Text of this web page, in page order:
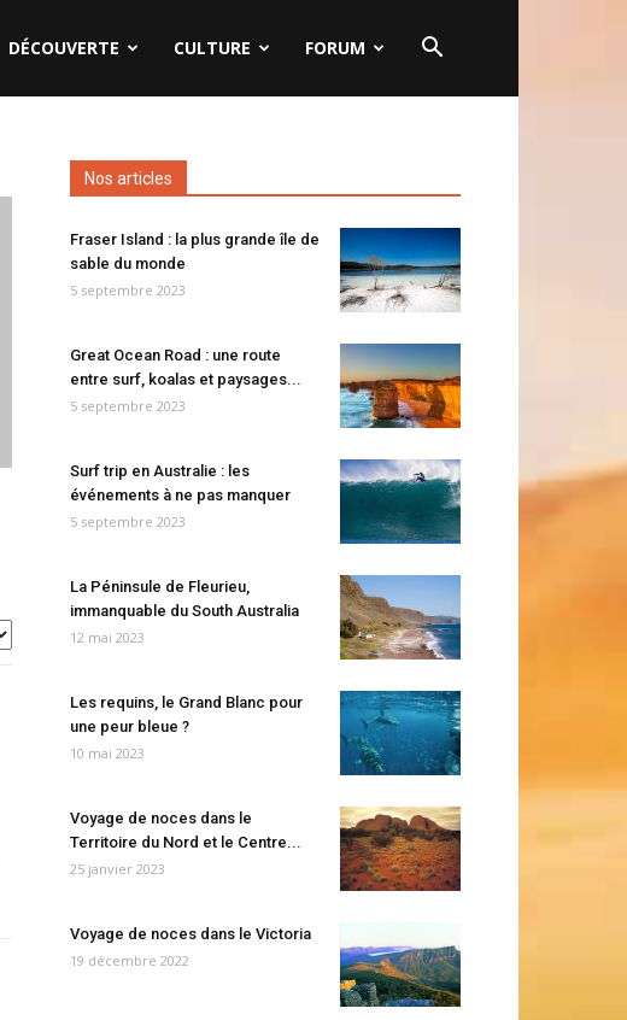
DÉCOUVERTE CULTURE FORUM
Nos articles
Fraser Island : la plus grande île de
sable du monde
5 septembre 2023
Great Ocean Road : une route
entre surf, koalas et paysages...
5 septembre 2023
Surf trip en Australie : les
événements à ne pas manquer
5 septembre 2023
La Péninsule de Fleurieu,
immanquable du South Australia
12 mai 2023
Les requins, le Grand Blanc pour
une peur bleue ?
10 mai 2023
Voyage de noces dans le
Territoire du Nord et le Centre...
25 janvier 2023
Voyage de noces dans le Victoria
19 décembre 2022